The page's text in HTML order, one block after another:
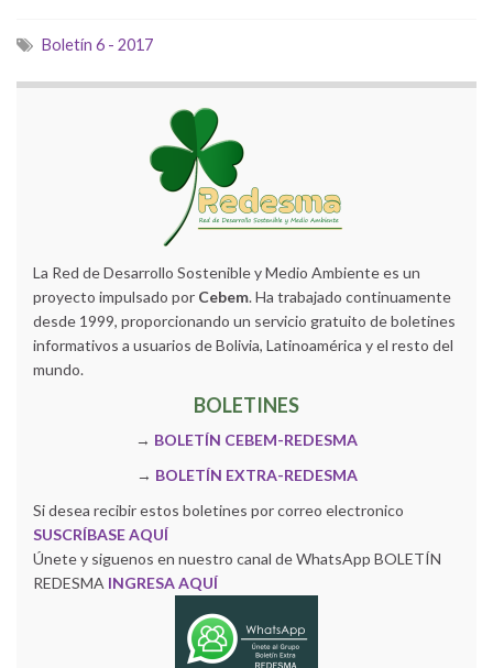
Boletín 6 - 2017
La Red de Desarrollo Sostenible y Medio Ambiente es un
proyecto impulsado por Cebem. Ha trabajado continuamente
desde 1999, proporcionando un servicio gratuito de boletines
informativos a usuarios de Bolivia, Latinoamérica y el resto del
mundo.
BOLETINES
→ BOLETÍN CEBEM-REDESMA
→ BOLETÍN EXTRA-REDESMA
Si desea recibir estos boletines por correo electronico
SUSCRÍBASE AQUÍ
Únete y siguenos en nuestro canal de WhatsApp BOLETÍN
REDESMA INGRESA AQUÍ